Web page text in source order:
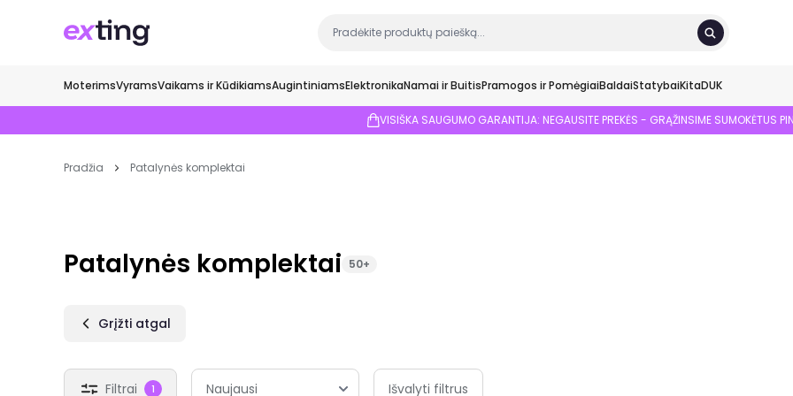
MoterimsVyramsVaikams ir KūdikiamsAugintiniamsElektronikaNamai ir BuitisPramogos ir PomėgiaiBaldaiStatybaiKitaDUK
VISIŠKA SAUGUMO GARANTIJA: NEGAUSITE PREKĖS - GRĄŽINSIME SUMOKĖTUS
Pradžia Patalynės komplektai
Patalynės komplektai 50+
Grįžti atgal
Filtrai 1 Išvalyti filtrus